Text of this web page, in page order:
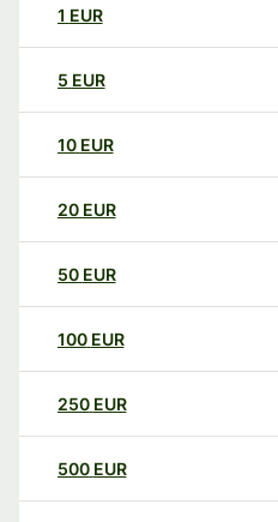
1 EUR
5 EUR
10 EUR
20 EUR
50 EUR
100 EUR
250 EUR
500 EUR